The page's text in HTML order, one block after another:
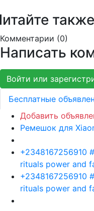
также
Комментарии (0)
Написать
Войти или
Бесплатные
Добавить
Ремешок для
+2348167256910
rituals power and
+2348167256910
rituals power and